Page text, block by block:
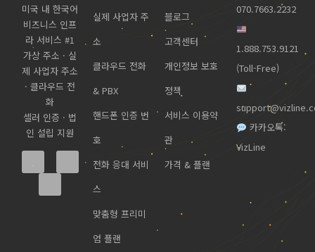
미국 내 한국어
비즈니스 인프
라 서비스 #1
가상 주소 · 실
제 사업자 주소
· 클라우드 전
화
셀러 인증 · 법
인 설립 지원
실제 사업자 주
소
클라우드 전화
& PBX
핸드폰 인증 번
호
전화 응대 서비
스
맞춤형 프리미
엄 플랜
블로그
고객센터
개인정보 보호
정책
서비스 이용약
관
가격 & 플랜
070.7663.2232
1.888.753.9121
(Toll-Free)
카카오톡:
VizLine